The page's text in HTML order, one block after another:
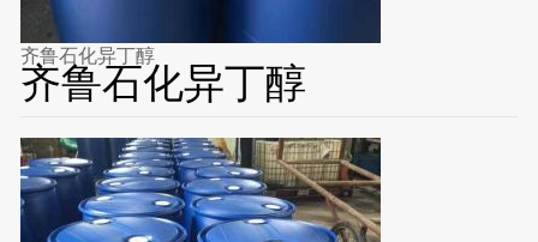
齐鲁石化异丁醇
齐鲁石化异丁醇